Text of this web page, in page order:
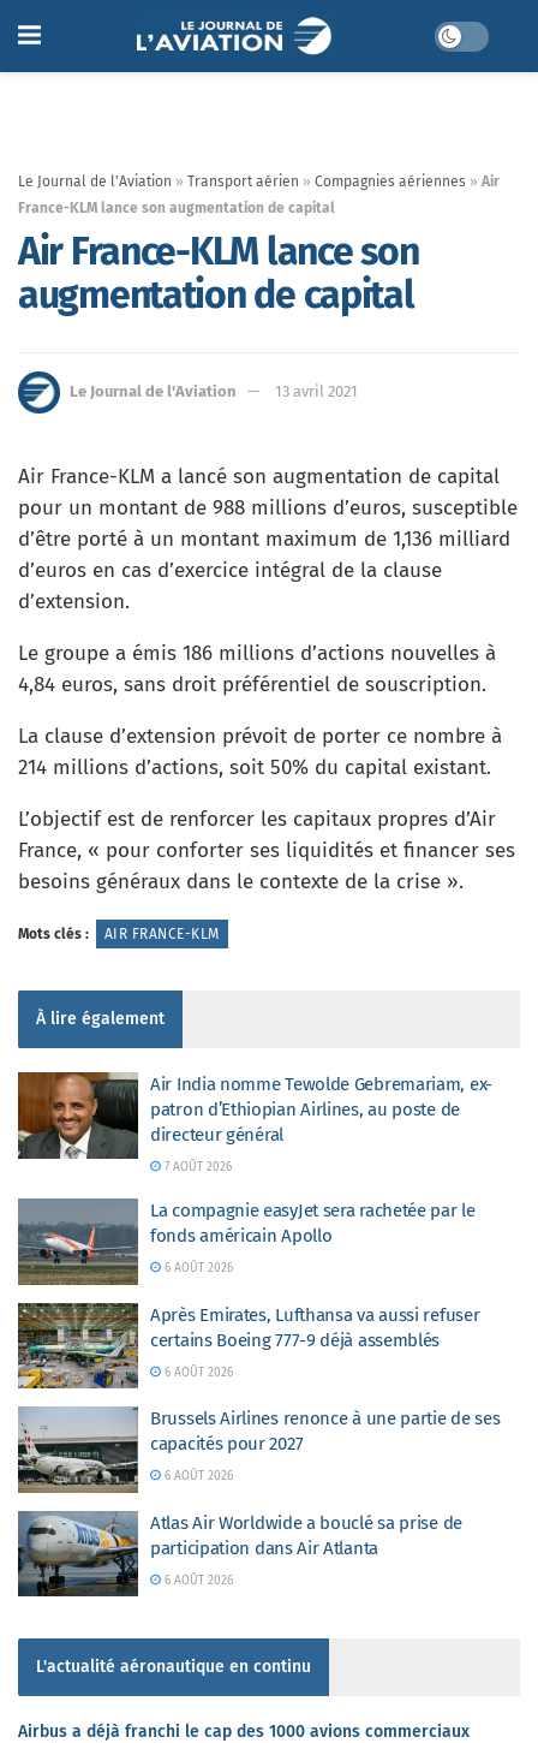
Le Journal de l'Aviation » Transport aérien » Compagnies aériennes » Air
France-KLM lance son augmentation de capital
Air France-KLM lance son
augmentation de capital
Le Journal de l'Aviation 13 avril 2021
Air France-KLM a lancé son augmentation de capital
pour un montant de 988 millions d’euros, susceptible
d’être porté à un montant maximum de 1,136 milliard
d’euros en cas d’exercice intégral de la clause
d’extension.
Le groupe a émis 186 millions d’actions nouvelles à
4,84 euros, sans droit préférentiel de souscription.
La clause d’extension prévoit de porter ce nombre à
214 millions d’actions, soit 50% du capital existant.
L’objectif est de renforcer les capitaux propres d’Air
France, « pour conforter ses liquidités et financer ses
besoins généraux dans le contexte de la crise ».
Mots clés : AIR FRANCE-KLM
À lire également
Air India nomme Tewolde Gebremariam, ex-
patron d’Ethiopian Airlines, au poste de
directeur général
7 AOÛT 2026
La compagnie easyJet sera rachetée par le
fonds américain Apollo
6 AOÛT 2026
Après Emirates, Lufthansa va aussi refuser
certains Boeing 777-9 déjà assemblés
6 AOÛT 2026
Brussels Airlines renonce à une partie de ses
capacités pour 2027
6 AOÛT 2026
Atlas Air Worldwide a bouclé sa prise de
participation dans Air Atlanta
6 AOÛT 2026
L'actualité aéronautique en continu
Airbus a déjà franchi le cap des 1000 avions commerciaux